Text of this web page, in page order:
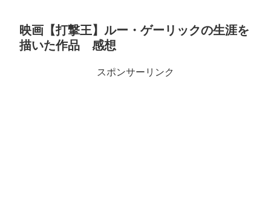
映画【打撃王】ルー・ゲーリックの生涯を
描いた作品 感想
スポンサーリンク